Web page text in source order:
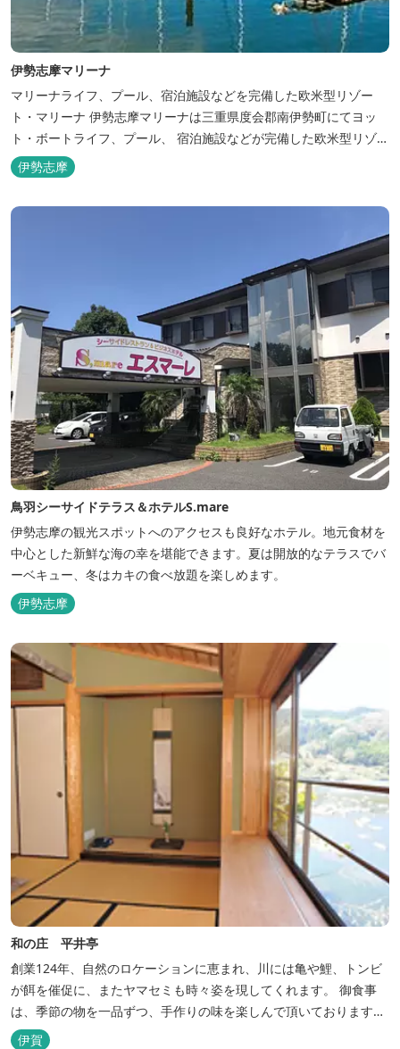
伊勢志摩マリーナ
マリーナライフ、プール、宿泊施設などを完備した欧米型リゾー
ト・マリーナ 伊勢志摩マリーナは三重県度会郡南伊勢町にてヨッ
ト・ボートライフ、プール、 宿泊施設などが完備した欧米型リゾー
ト・マリーナの管理・運営を行っております。
伊勢志摩
鳥羽シーサイドテラス＆ホテルS.mare
伊勢志摩の観光スポットへのアクセスも良好なホテル。地元食材を
中心とした新鮮な海の幸を堪能できます。夏は開放的なテラスでバ
ーベキュー、冬はカキの食べ放題を楽しめます。
伊勢志摩
和の庄 平井亭
創業124年、自然のロケーションに恵まれ、川には亀や鯉、トンビ
が餌を催促に、またヤマセミも時々姿を現してくれます。 御食事
は、季節の物を一品ずつ、手作りの味を楽しんで頂いております。
（宿泊一日一組）
伊賀